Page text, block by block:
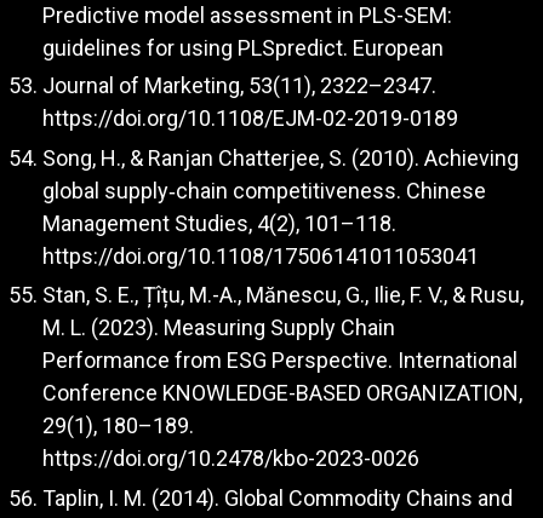
Predictive model assessment in PLS-SEM:
guidelines for using PLSpredict. European
Journal of Marketing, 53(11), 2322–2347.
https://doi.org/10.1108/EJM-02-2019-0189
Song, H., & Ranjan Chatterjee, S. (2010). Achieving
global supply‐chain competitiveness. Chinese
Management Studies, 4(2), 101–118.
https://doi.org/10.1108/17506141011053041
Stan, S. E., Țîțu, M.-A., Mănescu, G., Ilie, F. V., & Rusu,
M. L. (2023). Measuring Supply Chain
Performance from ESG Perspective. International
Conference KNOWLEDGE-BASED ORGANIZATION,
29(1), 180–189.
https://doi.org/10.2478/kbo-2023-0026
Taplin, I. M. (2014). Global Commodity Chains and